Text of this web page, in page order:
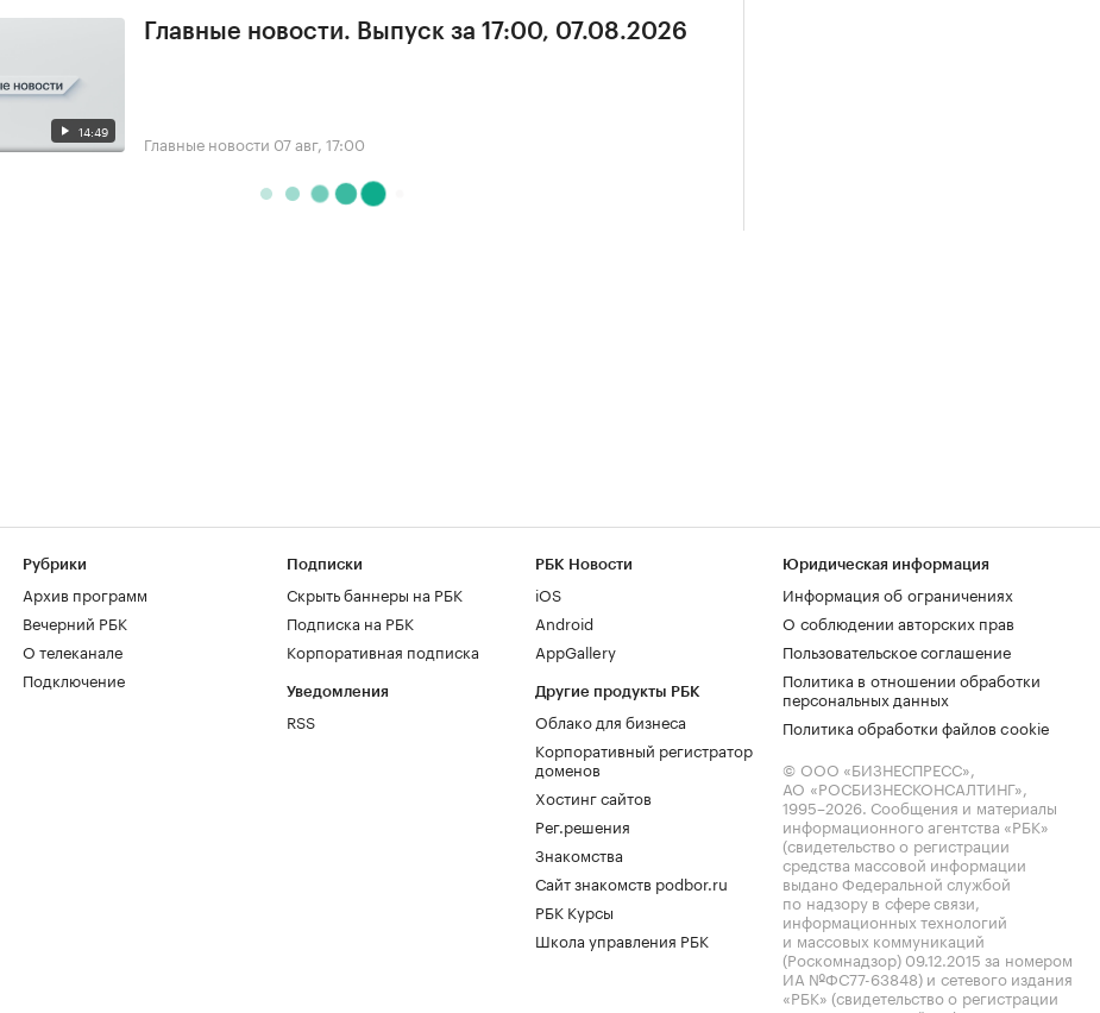
14:49
Главные новости. Выпуск за 17:00, 07.08.2026
Главные новости 07 авг, 17:00
Рубрики
Архив программ
Вечерний РБК
О телеканале
Подключение
Подписки
Скрыть баннеры на РБК
Подписка на РБК
Корпоративная подписка
Уведомления
RSS
РБК Новости
iOS
Android
AppGallery
Другие продукты РБК
Облако для бизнеса
Корпоративный регистратор
доменов
Хостинг сайтов
Рег.решения
Знакомства
Сайт знакомств podbor.ru
РБК Курсы
Школа управления РБК
Юридическая информация
Информация об ограничениях
О соблюдении авторских прав
Пользовательское соглашение
Политика в отношении обработки
персональных данных
Политика обработки файлов cookie
© ООО «БИЗНЕСПРЕСС»,
АО «РОСБИЗНЕСКОНСАЛТИНГ»,
1995–2026. Сообщения и материалы
информационного агентства «РБК»
(свидетельство о регистрации
средства массовой информации
выдано Федеральной службой
по надзору в сфере связи,
информационных технологий
и массовых коммуникаций
(Роскомнадзор) 09.12.2015 за номером
ИА №ФС77-63848) и сетевого издания
«РБК» (свидетельство о регистрации